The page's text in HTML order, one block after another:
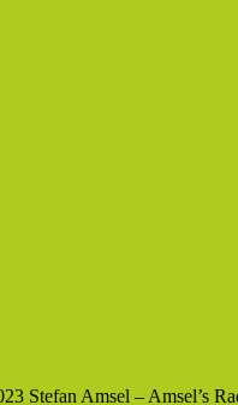
Stefan Amsel – Amsel’s